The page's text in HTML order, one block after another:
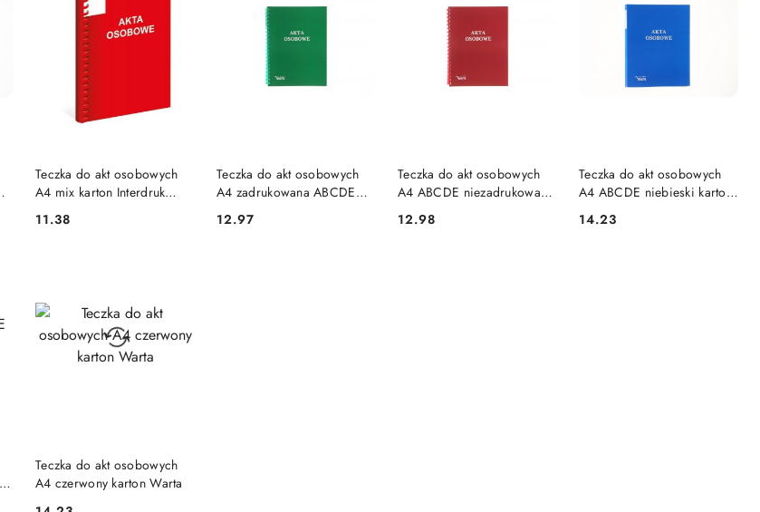
Teczka do akt osobowych
A4 mix karton Interdruk
Cena:
11.38
DO KOSZYKA
Teczka do akt osobowych
A4 zadrukowana ABCDE
098)
Cena:
12.97
DO KOSZYKA
Teczka do akt osobowych
A4 ABCDE niezadrukowana
Cena:
12.98
DO KOSZYKA
Teczka do akt osobowych
A4 ABCDE niebieski karton
Cena:
14.23
DO KOSZYKA
Teczka do akt osobowych
A4 czerwony karton Warta
DO KOSZYKA